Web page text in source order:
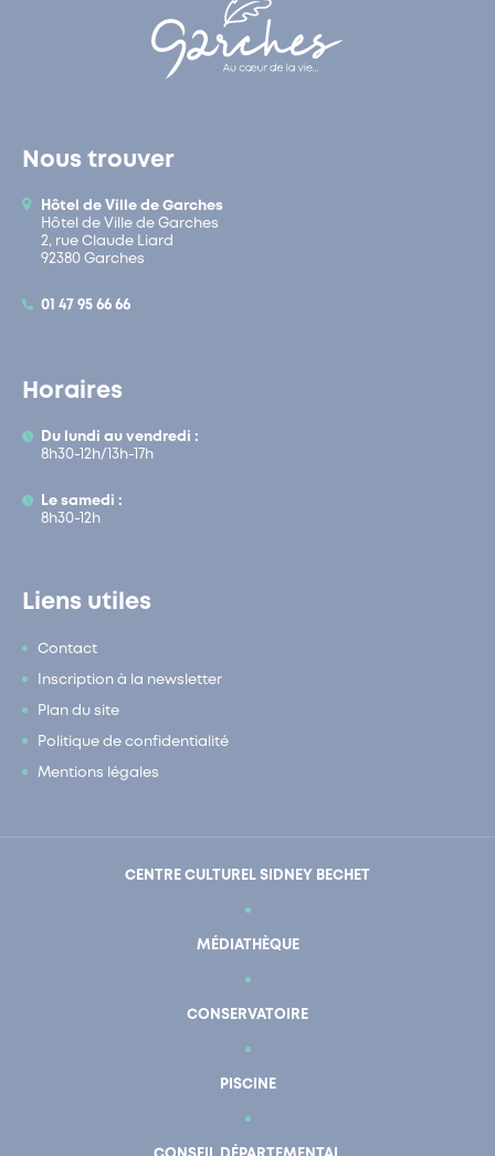
Nous trouver
Hôtel de Ville de Garches
Hôtel de Ville de Garches
2, rue Claude Liard
92380 Garches
01 47 95 66 66
Horaires
Du lundi au vendredi :
8h30-12h/13h-17h
Le samedi :
8h30-12h
Liens utiles
Contact
Inscription à la newsletter
Plan du site
Politique de confidentialité
Mentions légales
CENTRE CULTUREL SIDNEY BECHET
MÉDIATHÈQUE
CONSERVATOIRE
PISCINE